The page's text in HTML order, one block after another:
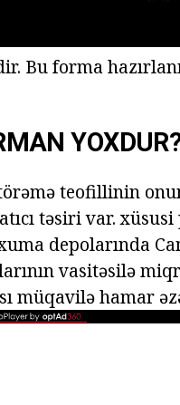
Bu forma
teofillinin
təsiri var.
depolarında
vasitəsilə
müqavilə hamar